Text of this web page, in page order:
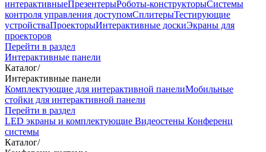
интерактивныеПрезентерыРоботы-конструкторыСистемы
контроля управления доступомСплитерыТестирующие
устройстваПроекторыИнтерактивные доскиЭкраны для
проекторов
Перейти в раздел
Интерактивные панели
Каталог/
Интерактивные панели
Комплектующие для интерактивной панелиМобильные
стойки для интерактивной панели
Перейти в раздел
LED экраны и комплектующие Видеостены Конференц
системы
Каталог/